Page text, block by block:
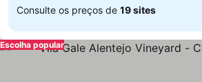
Consulte os preços de 19 sites
Escolha popular